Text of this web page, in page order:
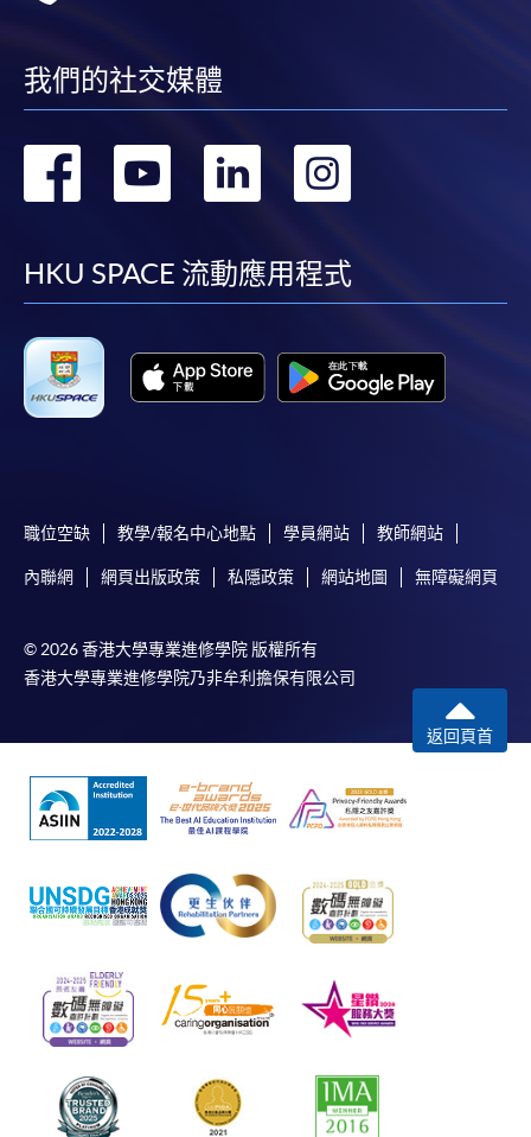
我們的社交媒體
轉
facebook
轉
youtube
轉
linkedin
轉
HKU SPACE 流動應用程式
職位空缺 教學/報名中心地點 學員網站 教師網站
內聯網 網頁出版政策 私隱政策 網站地圖 無障礙網頁
© 2026 香港大學專業進修學院 版權所有
香港大學專業進修學院乃非牟利擔保有限公司
返回頁首